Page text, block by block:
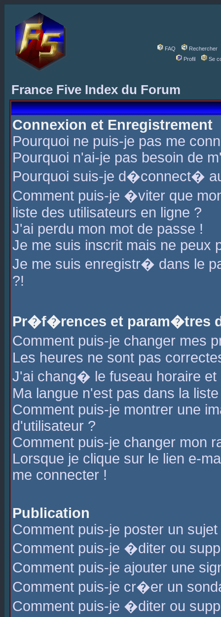
FAQ
Rechercher
Profil
Se
France Five Index du Forum
Connexion et Enregistrement
Pourquoi ne puis-je pas me
Pourquoi n'ai-je pas besoin de
Pourquoi suis-je d�connect�
Comment puis-je �viter que
liste des utilisateurs en ligne ?
J'ai perdu mon mot de passe !
Je me suis inscrit mais ne peux
Je me suis enregistr� dans le
?!
Pr�f�rences et param�tres
Comment puis-je changer mes
Les heures ne sont pas
J'ai chang� le fuseau horaire
Ma langue n'est pas dans la
Comment puis-je montrer une
d'utilisateur ?
Comment puis-je changer mon
Lorsque je clique sur le lien e-
me connecter !
Publication
Comment puis-je poster un
Comment puis-je �diter ou
Comment puis-je ajouter une
Comment puis-je cr�er un
Comment puis-je �diter ou